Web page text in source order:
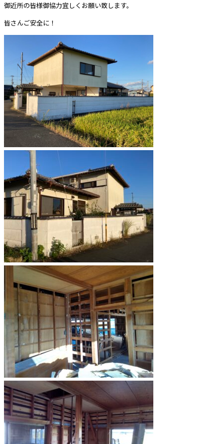
御近所の皆様御協力宜しくお願い致します。
皆さんご安全に！